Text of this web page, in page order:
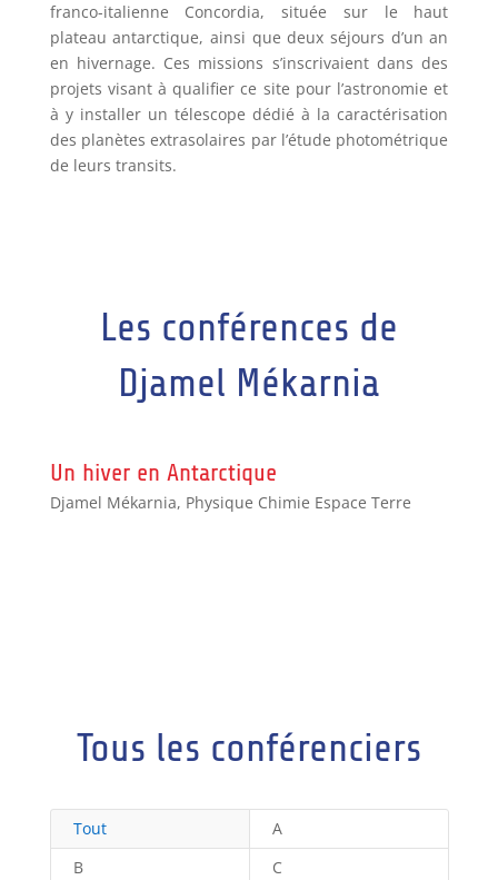
franco-italienne Concordia, située sur le haut
plateau antarctique, ainsi que deux séjours d’un an
en hivernage. Ces missions s’inscrivaient dans des
projets visant à qualifier ce site pour l’astronomie et
à y installer un télescope dédié à la caractérisation
des planètes extrasolaires par l’étude photométrique
de leurs transits.
Les conférences de
Djamel Mékarnia
Un hiver en Antarctique
Djamel Mékarnia, Physique Chimie Espace Terre
Tous les conférenciers
Tout
A
B
C